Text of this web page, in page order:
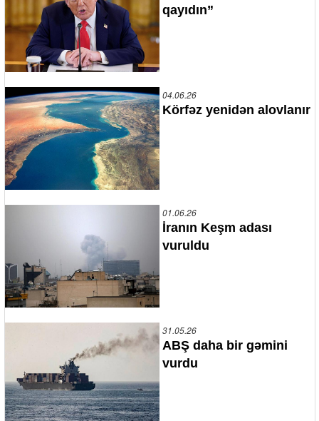
qayıdın”
04.06.26
Körfəz yenidən alovlanır
01.06.26
İranın Keşm adası
vuruldu
31.05.26
ABŞ daha bir gəmini
vurdu